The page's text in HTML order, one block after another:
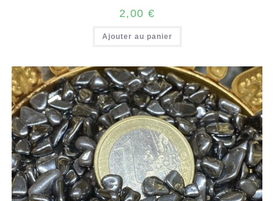
2,00 €
Ajouter au panier